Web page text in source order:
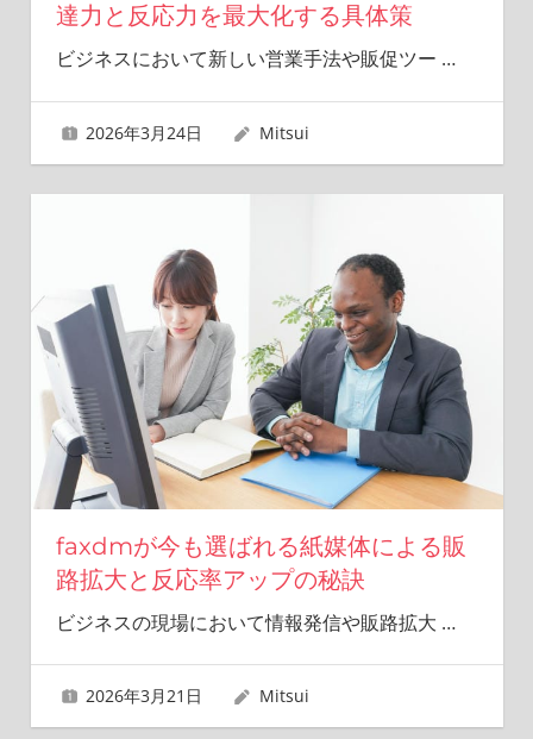
達力と反応力を最大化する具体策
ビジネスにおいて新しい営業手法や販促ツー …
2026年3月24日 Mitsui
faxdmが今も選ばれる紙媒体による販
路拡大と反応率アップの秘訣
ビジネスの現場において情報発信や販路拡大 …
2026年3月21日 Mitsui